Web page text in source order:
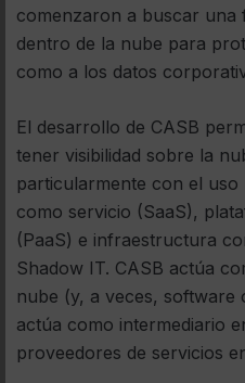
comenzaron a buscar una
dentro de la nube para
como a los datos
El desarrollo de CASB
tener visibilidad sobre la
particularmente con el
como servicio (SaaS),
(PaaS) e infraestructura
Shadow IT. CASB actúa
nube (y, a veces, software
actúa como intermediario
proveedores de servicios